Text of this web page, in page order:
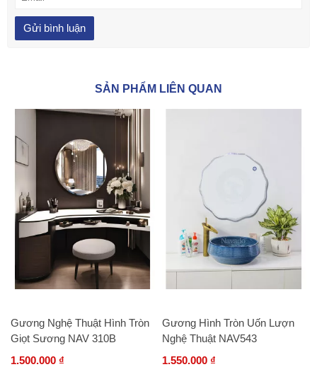
SẢN PHẨM LIÊN QUAN
Gương Nghệ Thuật Hình Tròn
Giọt Sương NAV 310B
1.500.000 ₫
Gương Hình Tròn Uốn Lượn
Nghệ Thuật NAV543
1.550.000 ₫